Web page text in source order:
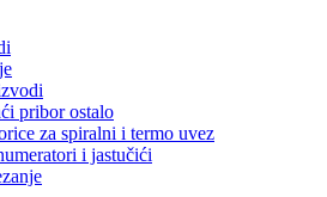
pribor ostalo
za spiralni i termo uvez
i jastučići